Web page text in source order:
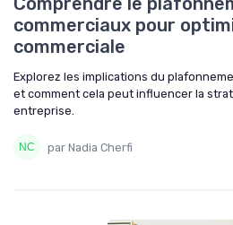
commerciaux pour
commerciale
Explorez les implications du
et comment cela peut influencer la
entreprise.
par Nadia Cherfi